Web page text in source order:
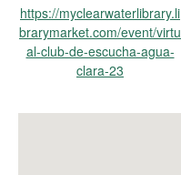
https://myclearwaterlibrary.li
brarymarket.com/event/virtu
al-club-de-escucha-agua-
clara-23